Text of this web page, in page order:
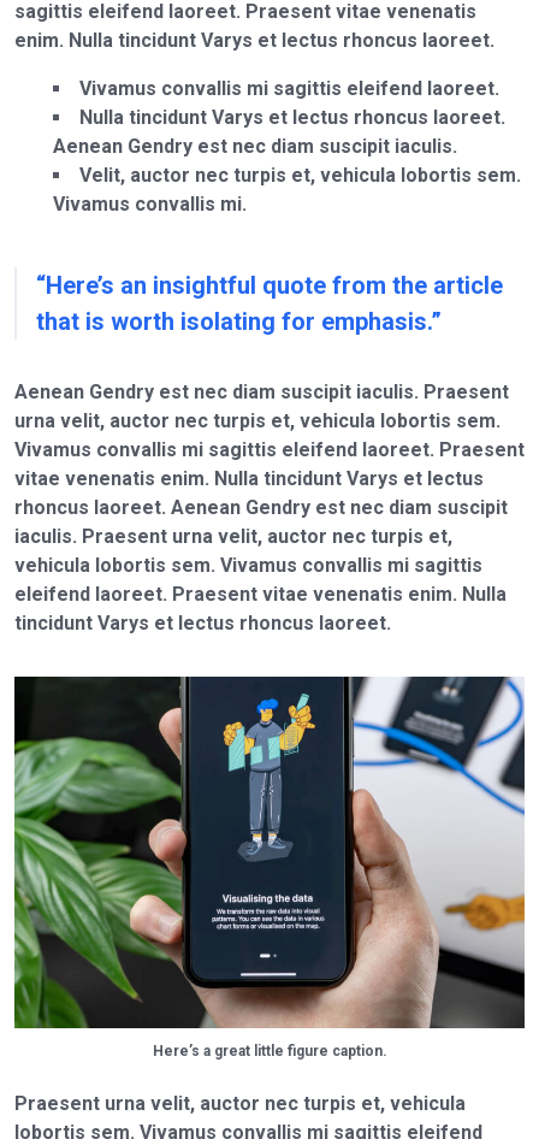
sagittis eleifend laoreet. Praesent vitae venenatis
enim. Nulla tincidunt Varys et lectus rhoncus laoreet.
Vivamus convallis mi sagittis eleifend laoreet.
Nulla tincidunt Varys et lectus rhoncus laoreet.
Aenean Gendry est nec diam suscipit iaculis.
Velit, auctor nec turpis et, vehicula lobortis sem.
Vivamus convallis mi.
“Here’s an insightful quote from the article
that is worth isolating for emphasis.”
Aenean Gendry est nec diam suscipit iaculis. Praesent
urna velit, auctor nec turpis et, vehicula lobortis sem.
Vivamus convallis mi sagittis eleifend laoreet. Praesent
vitae venenatis enim. Nulla tincidunt Varys et lectus
rhoncus laoreet. Aenean Gendry est nec diam suscipit
iaculis. Praesent urna velit, auctor nec turpis et,
vehicula lobortis sem. Vivamus convallis mi sagittis
eleifend laoreet. Praesent vitae venenatis enim. Nulla
tincidunt Varys et lectus rhoncus laoreet.
Here’s a great little figure caption.
Praesent urna velit, auctor nec turpis et, vehicula
lobortis sem. Vivamus convallis mi sagittis eleifend